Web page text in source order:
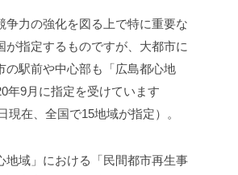
争力の強化を図る上で特に重要な
が指定するものですが、大都市に
の駅前や中心部も「広島都心地
年9月に指定を受けています
現在、全国で15地域が指定）。
地域」における「民間都市再生事